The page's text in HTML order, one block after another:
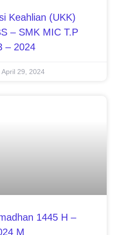
Keahlian (UKK)
– SMK MIC T.P
– 2024
April 29, 2024
1445 H –
M